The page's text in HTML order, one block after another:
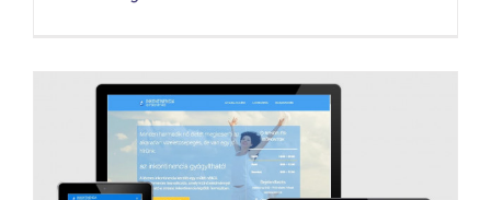
Méhnyakrák szűrés